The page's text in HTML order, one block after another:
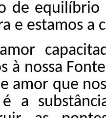
de
e estamos a
à nossa
amor que
a